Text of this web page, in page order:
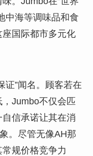
中海等调味品和食
国际都市多元化
证”闻名。顾客若在
Jumbo不仅会匹
信承诺让其在消
。尽管无像AH那
规价格竞争力